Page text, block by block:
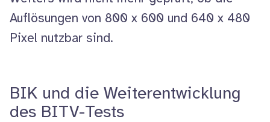
Auflösungen von 800 x 600 und 640 x 480
Pixel nutzbar sind.
BIK und die Weiterentwicklung
des BITV-Tests